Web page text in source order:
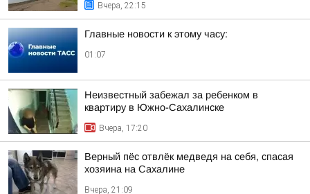
Вчера, 22:15
Главные новости к этому часу:
01:07
Неизвестный забежал за ребенком в
квартиру в Южно-Сахалинске
Вчера, 17:20
Верный пёс отвлёк медведя на себя, спасая
хозяина на Сахалине
Вчера, 21:09